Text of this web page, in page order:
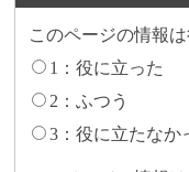
このページの情報
1：役に立った
2：ふつう
3：役に立たなか